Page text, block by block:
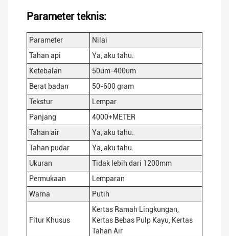
Parameter teknis:
Parameter
Nilai
Tahan api
Ya, aku tahu.
Ketebalan
50um-400um
Berat badan
50-600 gram
Tekstur
Lempar
Panjang
4000+METER
Tahan air
Ya, aku tahu.
Tahan pudar
Ya, aku tahu.
Ukuran
Tidak lebih dari 1200mm
Permukaan
Lemparan
Warna
Putih
Fitur Khusus
Kertas Ramah Lingkungan,
Kertas Bebas Pulp Kayu, Kertas
Tahan Air